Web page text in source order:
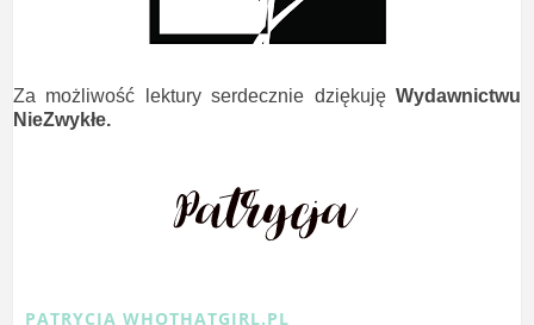
Za możliwość lektury serdecznie dziękuję Wydawnictwu
NieZwykłe.
PATRYCJA WHOTHATGIRL.PL